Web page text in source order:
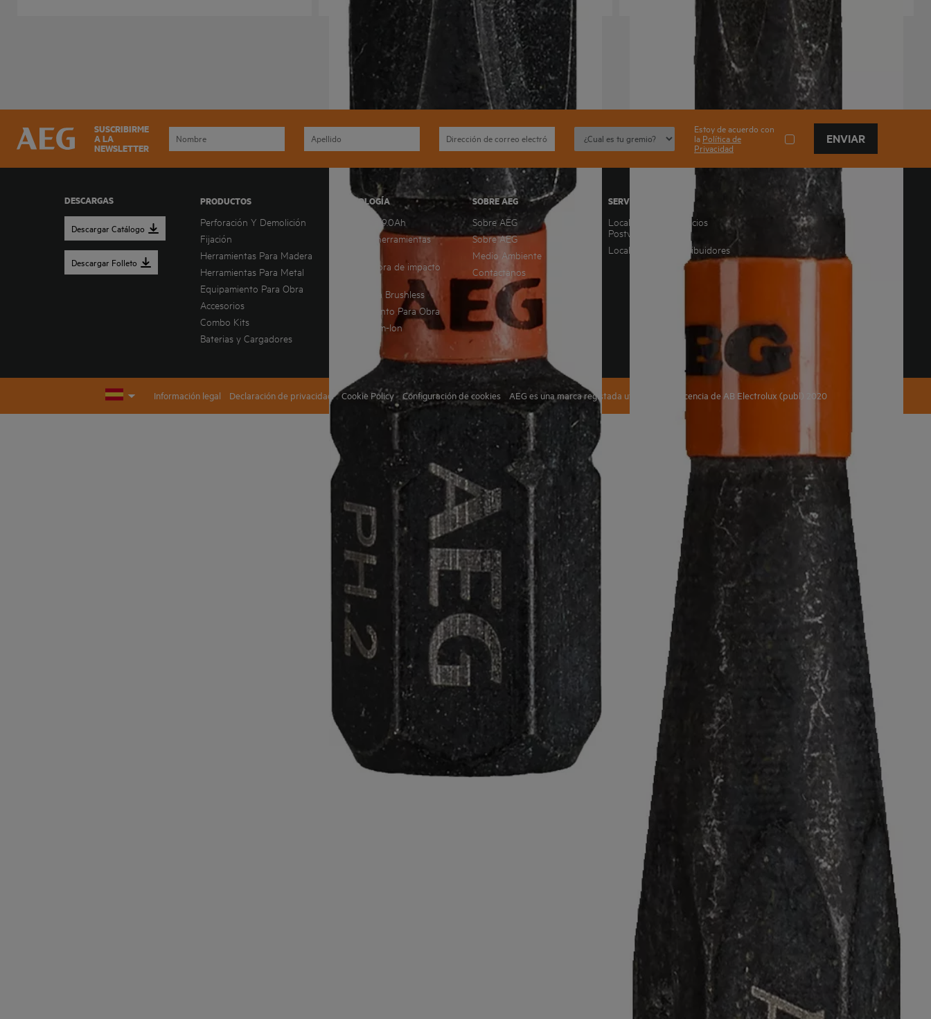
DESCUBRE MÁS
SUSCRIBIRME
A LA
NEWSLETTER
Estoy de acuerdo con
la Política de
Privacidad
ENVIAR
DESCARGAS
Descargar Catálogo
Descargar Folleto
PRODUCTOS
Perforación Y Demolición
Fijación
Herramientas Para Madera
Herramientas Para Metal
Equipamiento Para Obra
Accesorios
Combo Kits
Baterias y Cargadores
TECNOLOGÍA
Bateria de 9.0Ah
Gama de herramientas
Atornilladora de impacto
Tecnología Brushless
Equipamiento Para Obra
Pro Lithium-Ion
SOBRE AEG
Sobre AEG
Sobre AEG
Medio Ambiente
Contactanos
SERVICIO
Localizador de servicios
Postventa
Localizador de distribuidores
Información legal Declaración de privacidad Cookie Policy Configuración de cookies AEG es una marca registada utilizada bajo licencia de AB Electrolux (publ) 2020